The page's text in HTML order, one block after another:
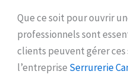
Que ce soit pour ouvrir
professionnels sont
clients peuvent gérer
l’entreprise Serrurerie